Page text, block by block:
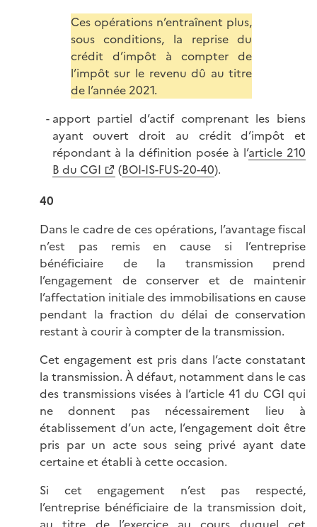
Ces opérations n’entraînent plus,
sous conditions, la reprise du
crédit d’impôt à compter de
l’impôt sur le revenu dû au titre
de l’année 2021.
apport partiel d’actif comprenant les biens
ayant ouvert droit au crédit d’impôt et
répondant à la définition posée à l’article 210
B du CGI
(BOI-IS-FUS-20-40).
40
Dans le cadre de ces opérations, l’avantage fiscal
n’est pas remis en cause si l’entreprise
bénéficiaire de la transmission prend
l’engagement de conserver et de maintenir
l’affectation initiale des immobilisations en cause
pendant la fraction du délai de conservation
restant à courir à compter de la transmission.
Cet engagement est pris dans l’acte constatant
la transmission. À défaut, notamment dans le cas
des transmissions visées à l’article 41 du CGI qui
ne donnent pas nécessairement lieu à
établissement d’un acte, l’engagement doit être
pris par un acte sous seing privé ayant date
certaine et établi à cette occasion.
Si cet engagement n’est pas respecté,
l’entreprise bénéficiaire de la transmission doit,